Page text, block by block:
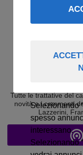
Tutte le trattative del
novità e i commenti
Lazzerini,
Selezionando
spesso
interessano.
Selezionando